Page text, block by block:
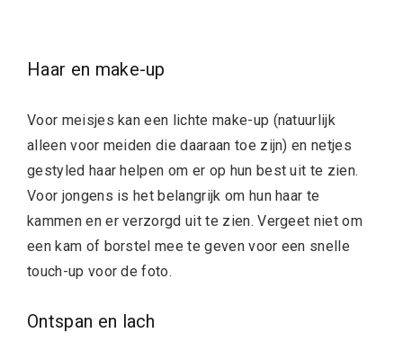
Haar en make-up
Voor meisjes kan een lichte make-up (natuurlijk
alleen voor meiden die daaraan toe zijn) en netjes
gestyled haar helpen om er op hun best uit te zien.
Voor jongens is het belangrijk om hun haar te
kammen en er verzorgd uit te zien. Vergeet niet om
een kam of borstel mee te geven voor een snelle
touch-up voor de foto.
Ontspan en lach